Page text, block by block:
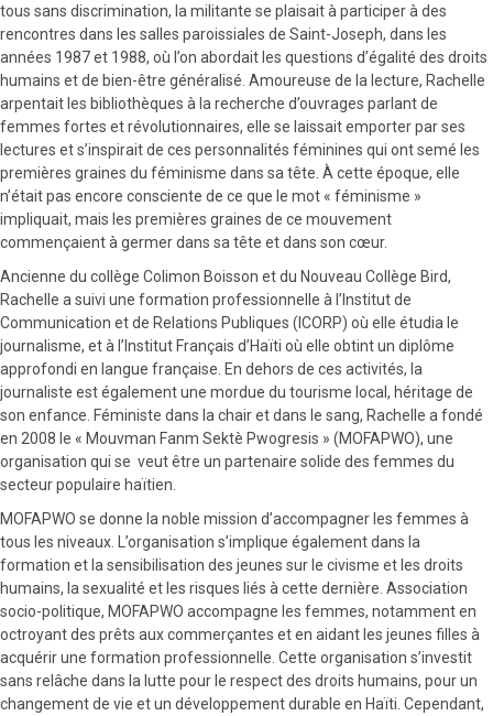
tous sans discrimination, la militante se plaisait à participer à des
rencontres dans les salles paroissiales de Saint-Joseph, dans les
années 1987 et 1988, où l’on abordait les questions d’égalité des droits
humains et de bien-être généralisé. Amoureuse de la lecture, Rachelle
arpentait les bibliothèques à la recherche d’ouvrages parlant de
femmes fortes et révolutionnaires, elle se laissait emporter par ses
lectures et s’inspirait de ces personnalités féminines qui ont semé les
premières graines du féminisme dans sa tête. À cette époque, elle
n’était pas encore consciente de ce que le mot « féminisme »
impliquait, mais les premières graines de ce mouvement
commençaient à germer dans sa tête et dans son cœur.
Ancienne du collège Colimon Boisson et du Nouveau Collège Bird,
Rachelle a suivi une formation professionnelle à l’Institut de
Communication et de Relations Publiques (ICORP) où elle étudia le
journalisme, et à l’Institut Français d’Haïti où elle obtint un diplôme
approfondi en langue française. En dehors de ces activités, la
journaliste est également une mordue du tourisme local, héritage de
son enfance. Féministe dans la chair et dans le sang, Rachelle a fondé
en 2008 le « Mouvman Fanm Sektè Pwogresis » (MOFAPWO), une
organisation qui se veut être un partenaire solide des femmes du
secteur populaire haïtien.
MOFAPWO se donne la noble mission d’accompagner les femmes à
tous les niveaux. L’organisation s’implique également dans la
formation et la sensibilisation des jeunes sur le civisme et les droits
humains, la sexualité et les risques liés à cette dernière. Association
socio-politique, MOFAPWO accompagne les femmes, notamment en
octroyant des prêts aux commerçantes et en aidant les jeunes filles à
acquérir une formation professionnelle. Cette organisation s’investit
sans relâche dans la lutte pour le respect des droits humains, pour un
changement de vie et un développement durable en Haïti. Cependant,